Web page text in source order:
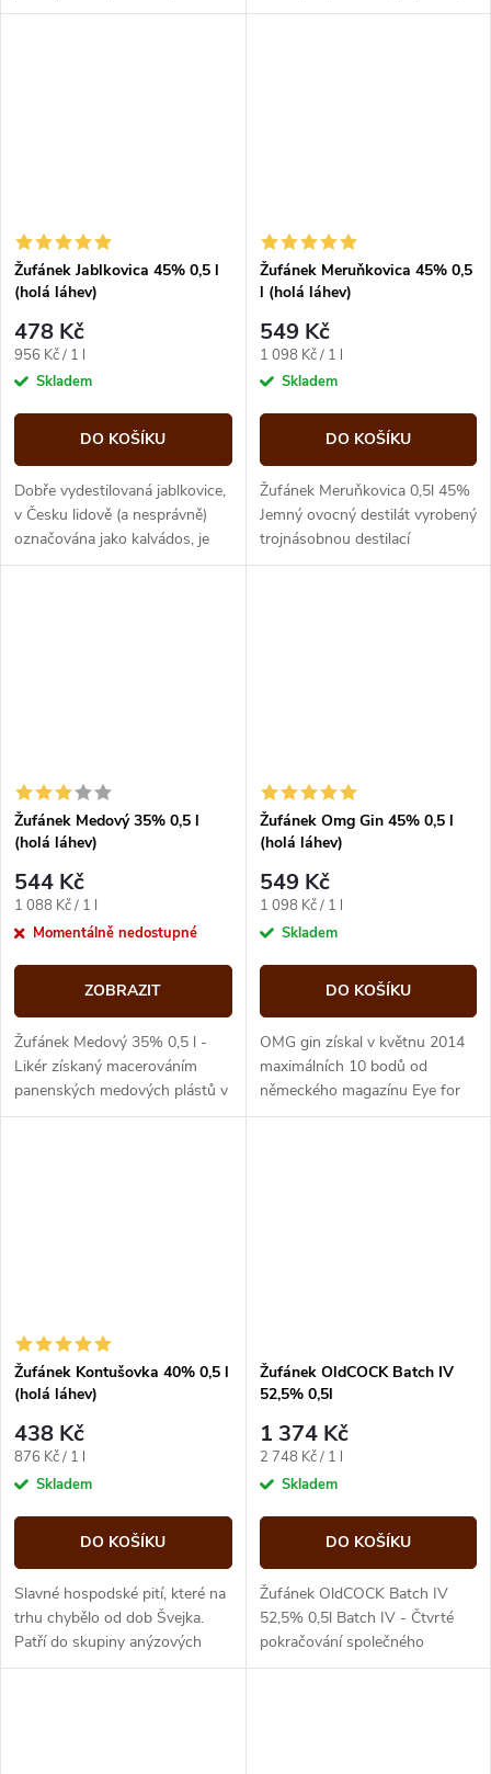
borievok) bez jakéhokoliv
dle původního receptu a
Žufánek Jablkovica 45% 0,5 l
(holá láhev)
478 Kč
Měrná
cena:
956 Kč / 1 l
Skladem
DO KOŠÍKU
Dobře vydestilovaná jablkovice,
v Česku lidově (a nesprávně)
označována jako kalvádos, je
přitom velice dobrá pálenka s
Žufánek Meruňkovica 45% 0,5
l (holá láhev)
549 Kč
Měrná
cena:
1 098 Kč / 1 l
Skladem
DO KOŠÍKU
Žufánek Meruňkovica 0,5l 45%
Jemný ovocný destilát vyrobený
trojnásobnou destilací
vyzrálých meruněk. Intenzivní
Žufánek Medový 35% 0,5 l
(holá láhev)
544 Kč
Měrná
cena:
1 088 Kč / 1 l
Momentálně nedostupné
ZOBRAZIT
Žufánek Medový 35% 0,5 l -
Likér získaný macerováním
panenských medových plástů v
jemném, 35% destilátu z
Žufánek Omg Gin 45% 0,5 l
(holá láhev)
549 Kč
Měrná
cena:
1 098 Kč / 1 l
Skladem
DO KOŠÍKU
OMG gin získal v květnu 2014
maximálních 10 bodů od
německého magazínu Eye for
Spirit jako teprve 8 z 54
Žufánek Kontušovka 40% 0,5 l
(holá láhev)
438 Kč
Měrná
cena:
876 Kč / 1 l
Skladem
DO KOŠÍKU
Slavné hospodské pití, které na
trhu chybělo od dob Švejka.
Patří do skupiny anýzových
likérů, které ve vašem dechu
Žufánek OldCOCK Batch IV
52,5% 0,5l
1 374 Kč
Měrná
cena:
2 748 Kč / 1 l
Skladem
DO KOŠÍKU
Žufánek OldCOCK Batch IV
52,5% 0,5l Batch IV - Čtvrté
pokračování společného
projektu s destilérkou Svach.